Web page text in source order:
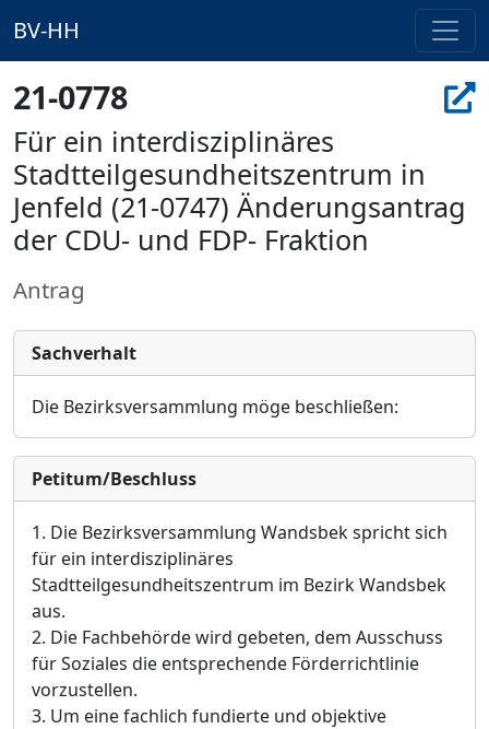
BV-HH
21-0778
Für ein interdisziplinäres
Stadtteilgesundheitszentrum in
Jenfeld (21-0747) Änderungsantrag
der CDU- und FDP- Fraktion
Antrag
Sachverhalt
Die Bezirksversammlung möge beschließen:
Petitum/Beschluss
1. Die Bezirksversammlung Wandsbek spricht sich
für ein interdisziplinäres
Stadtteilgesundheitszentrum im Bezirk Wandsbek
aus.
2. Die Fachbehörde wird gebeten, dem Ausschuss
für Soziales die entsprechende Förderrichtlinie
vorzustellen.
3. Um eine fachlich fundierte und objektive